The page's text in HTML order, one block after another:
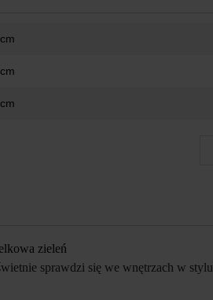
zieleń
sprawdzi się we wnętrzach w stylu